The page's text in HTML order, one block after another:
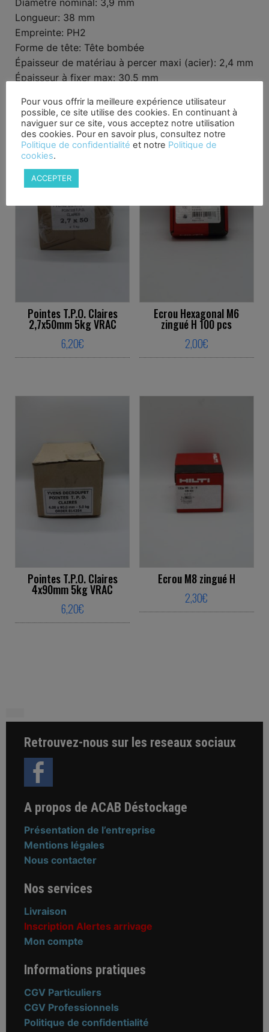
Diamètre nominal: 3,9 mm
Longueur: 38 mm
Empreinte: PH2
Forme de tête: Tête bombée
Épaisseur de matériau à percer maxi (acier): 2,4 mm
Épaisseur à fixer max: 30,5 mm
Produits similaires
Pointes T.P.O. Claires
2,7x50mm 5kg VRAC
6,20€
Ecrou Hexagonal M6
zingué H 100 pcs
2,00€
Pointes T.P.O. Claires
4x90mm 5kg VRAC
6,20€
Ecrou M8 zingué H
2,30€
Retrouvez-nous sur les reseaux sociaux
A propos de ACAB Déstockage
Présentation de l’entreprise
Mentions légales
Nous contacter
Nos services
Livraison
Inscription Alertes arrivage
Mon compte
Informations pratiques
CGV Particuliers
CGV Professionnels
Politique de confidentialité
Pour vous offrir la meilleure expérience utilisateur
possible, ce site utilise des cookies. En continuant à
naviguer sur ce site, vous acceptez notre utilisation
des cookies. Pour en savoir plus, consultez notre
Politique de confidentialité et notre Politique de
cookies.
ACCEPTER